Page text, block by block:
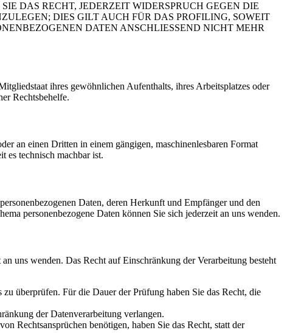
DAS RECHT, JEDERZEIT WIDERSPRUCH GEGEN DIE
DIES GILT AUCH FÜR DAS PROFILING, SOWEIT
DATEN ANSCHLIESSEND NICHT MEHR
ihres gewöhnlichen Aufenthalts, ihres Arbeitsplatzes oder
Rechtsbehelfe.
an einen Dritten in einem gängigen, maschinenlesbaren Format
es technisch machbar ist.
Daten, deren Herkunft und Empfänger und den
personenbezogene Daten können Sie sich jederzeit an uns wenden.
uns wenden. Das Recht auf Einschränkung der Verarbeitung besteht
überprüfen. Für die Dauer der Prüfung haben Sie das Recht, die
der Datenverarbeitung verlangen.
Rechtsansprüchen benötigen, haben Sie das Recht, statt der